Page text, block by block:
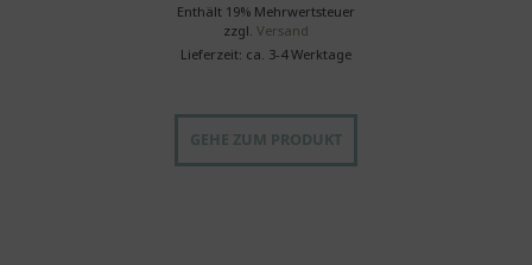
Enthält 19% Mehrwertsteuer
zzgl.Versand
Lieferzeit: ca. 3-4 Werktage
GEHE ZUM PRODUKT